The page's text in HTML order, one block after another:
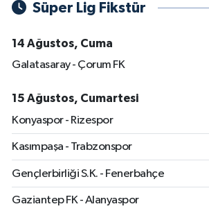
Süper Lig Fikstür
14 Ağustos, Cuma
Galatasaray - Çorum FK
15 Ağustos, Cumartesi
Konyaspor - Rizespor
Kasımpaşa - Trabzonspor
Gençlerbirliği S.K. - Fenerbahçe
Gaziantep FK - Alanyaspor